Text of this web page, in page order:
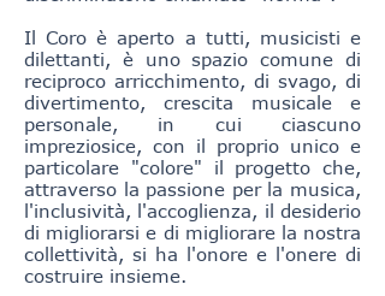
Il Coro è aperto a tutti, musicisti e
dilettanti, è uno spazio comune di
reciproco arricchimento, di svago, di
divertimento, crescita musicale e
personale, in cui ciascuno
impreziosice, con il proprio unico e
particolare "colore" il progetto che,
attraverso la passione per la musica,
l'inclusività, l'accoglienza, il desiderio
di migliorarsi e di migliorare la nostra
collettività, si ha l'onore e l'onere di
costruire insieme.